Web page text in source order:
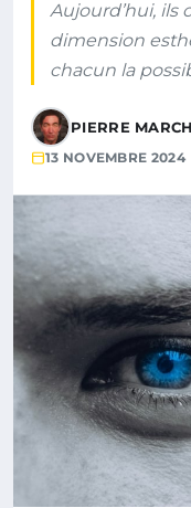
Aujourd’hui, ils
dimension
chacun la
PIERRE
13 NOVEMBRE 2024